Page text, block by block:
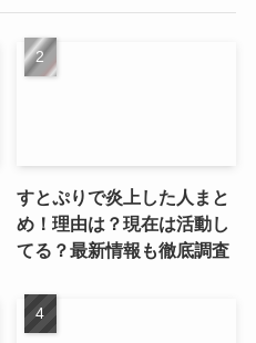
すとぷりで炎上した人まと
め！理由は？現在は活動し
てる？最新情報も徹底調査